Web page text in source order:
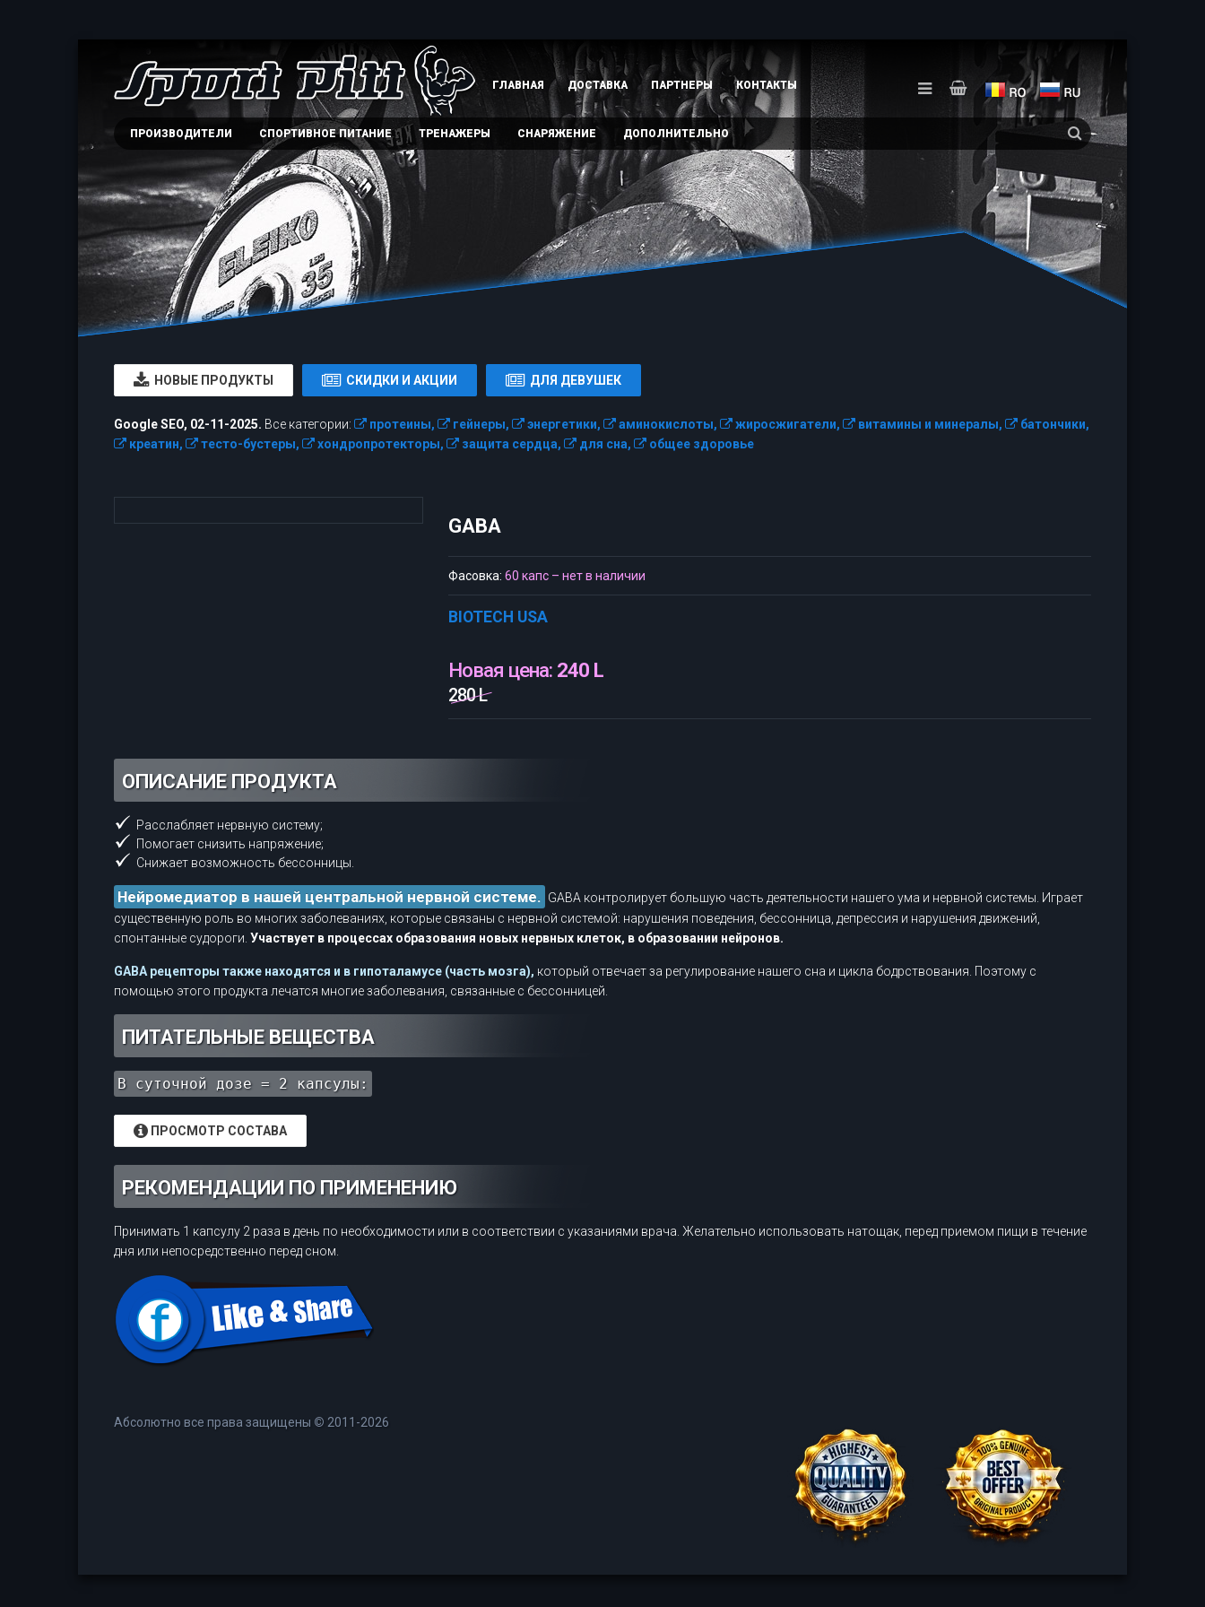
ГЛАВНАЯ ДОСТАВКА ПАРТНЕРЫ КОНТАКТЫ
ПРОИЗВОДИТЕЛИ СПОРТИВНОЕ ПИТАНИЕ ТРЕНАЖЕРЫ СНАРЯЖЕНИЕ ДОПОЛНИТЕЛЬНО
НОВЫЕ ПРОДУКТЫ СКИДКИ И АКЦИИ ДЛЯ ДЕВУШЕК
Google SEO, 02-11-2025. Все категории: протеины, гейнеры, энергетики, аминокислоты, жиросжигатели, витамины и минералы,
батончики,
креатин,
тесто-бустеры, хондропротекторы, защита сердца, для сна, общее здоровье
GABA
Фасовка: 60 капс – нет в наличии
BIOTECH USA
Новая цена: 240 L
280 L
ОПИСАНИЕ ПРОДУКТА
Расслабляет нервную систему;
Помогает снизить напряжение;
Снижает возможность бессонницы.
Нейромедиатор в нашей центральной нервной системе. GABA контролирует большую часть деятельности нашего ума и нервной системы. Играет
существенную роль во многих заболеваниях, которые связаны с нервной системой: нарушения поведения, бессонница, депрессия и нарушения движений,
спонтанные судороги. Участвует в процессах образования новых нервных клеток, в образовании нейронов.
GABA рецепторы также находятся и в гипоталамусе (часть мозга), который отвечает за регулирование нашего сна и цикла бодрствования. Поэтому с
помощью этого продукта лечатся многие заболевания, связанные с бессонницей.
ПИТАТЕЛЬНЫЕ ВЕЩЕСТВА
В суточной дозе = 2 капсулы:
ПРОСМОТР СОСТАВА
РЕКОМЕНДАЦИИ ПО ПРИМЕНЕНИЮ
Принимать 1 капсулу 2 раза в день по необходимости или в соответствии с указаниями врача. Желательно использовать натощак, перед приемом пищи в течение
дня или непосредственно перед сном.
Абсолютно все права защищены © 2011-2026